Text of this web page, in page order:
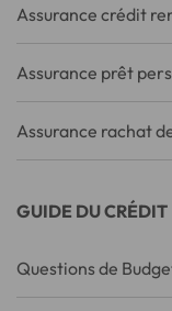
Assurance crédit
Assurance prêt
Assurance rachat
GUIDE DU CRÉDIT
Questions de